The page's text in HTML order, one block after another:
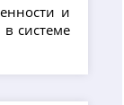
и
системе